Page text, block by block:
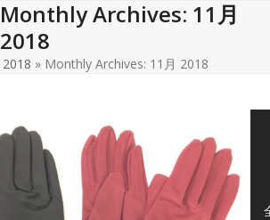
Monthly Archives: 11月
2018
2018 » Monthly Archives: 11月 2018